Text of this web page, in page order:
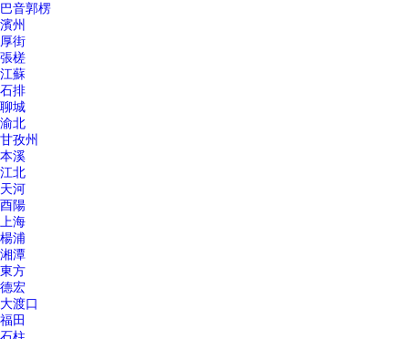
巴音郭楞
濱州
厚街
張槎
江蘇
石排
聊城
渝北
甘孜州
本溪
江北
天河
酉陽
上海
楊浦
湘潭
東方
德宏
大渡口
福田